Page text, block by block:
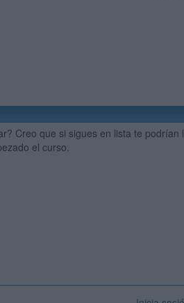
Creo que si sigues en lista te
el curso.